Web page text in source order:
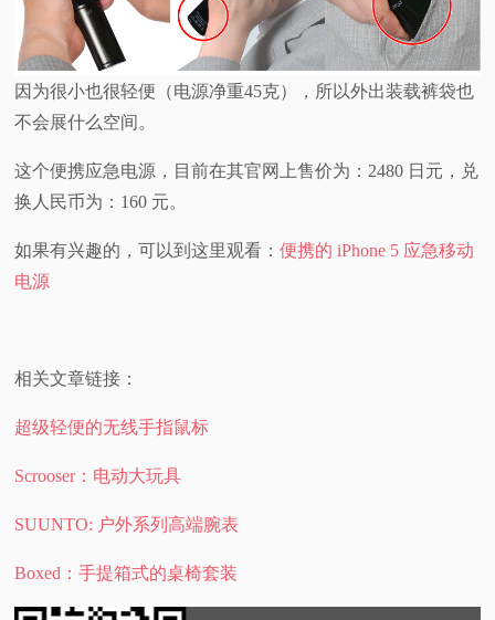
因为很小也很轻便（电源净重45克），所以外出装载裤袋也
不会展什么空间。
这个便携应急电源，目前在其官网上售价为：2480 日元，兑
换人民币为：160 元。
如果有兴趣的，可以到这里观看：便携的 iPhone 5 应急移动
电源
相关文章链接：
超级轻便的无线手指鼠标
Scrooser：电动大玩具
SUUNTO: 户外系列高端腕表
Boxed：手提箱式的桌椅套装